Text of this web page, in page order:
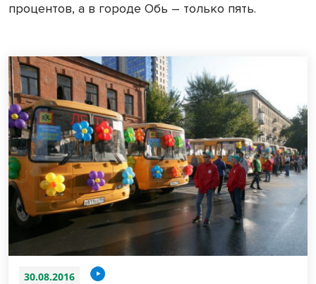
процентов, а в городе Обь – только пять.
30.08.2016